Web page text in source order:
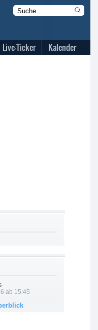
Live-Ticker Kalender
ab 15:45